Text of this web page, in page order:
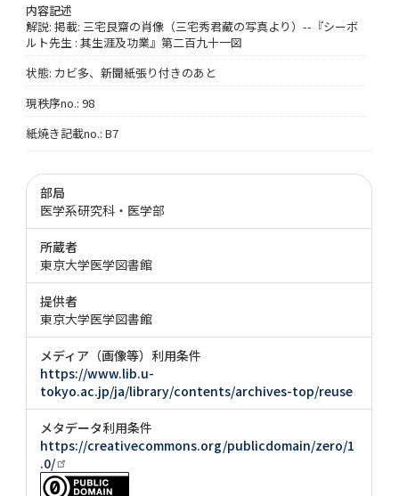
内容記述
解説: 掲載: 三宅艮齋の肖像（三宅秀君藏の写真より）--『シーボ
ルト先生 : 其生涯及功業』第二百九十一図
状態: カビ多、新聞紙張り付きのあと
現秩序no.: 98
紙焼き記載no.: B7
部局
医学系研究科・医学部
所蔵者
東京大学医学図書館
提供者
東京大学医学図書館
メディア（画像等）利用条件
https://www.lib.u-
tokyo.ac.jp/ja/library/contents/archives-top/reuse
メタデータ利用条件
https://creativecommons.org/publicdomain/zero/1
.0/